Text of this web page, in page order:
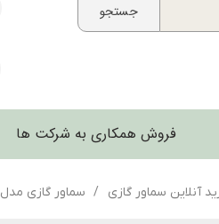
فروش همکاری به شرکت ها
جستجو
آنلاین سماور گازی سماور گازی مدل TN-20 ظرفیت 20 لیتر